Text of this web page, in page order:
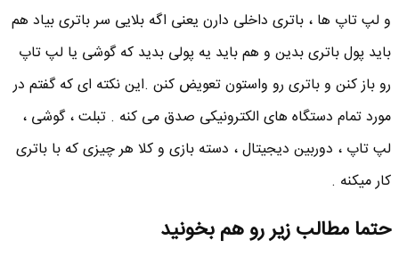
و لپ تاپ ها ، باتری داخلی دارن یعنی اگه بلایی سر باتری بیاد هم
باید پول باتری بدین و هم باید یه پولی بدید که گوشی یا لپ تاپ
رو باز کنن و باتری رو واستون تعویض کنن .این نکته ای که گفتم در
مورد تمام دستگاه های الکترونیکی صدق می کنه . تبلت ، گوشی ،
لپ تاپ ، دوربین دیجیتال ، دسته بازی و کلا هر چیزی که با باتری
کار میکنه .
حتما مطالب زیر رو هم بخونید